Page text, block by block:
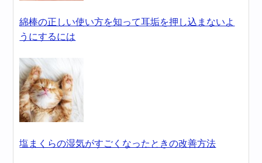
綿棒の正しい使い方を知って耳垢を押し込まないよ
うにするには
塩まくらの湿気がすごくなったときの改善方法